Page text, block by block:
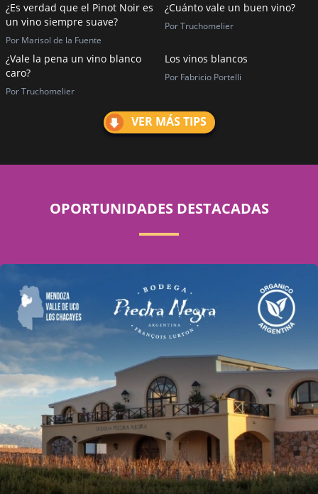
¿Es verdad que el Pinot Noir es
un vino siempre suave?
Por Marisol de la Fuente
¿Cuánto vale un buen vino?
Por Truchomelier
¿Vale la pena un vino blanco
caro?
Por Truchomelier
Los vinos blancos
Por Fabricio Portelli
VER MÁS TIPS
OPORTUNIDADES DESTACADAS